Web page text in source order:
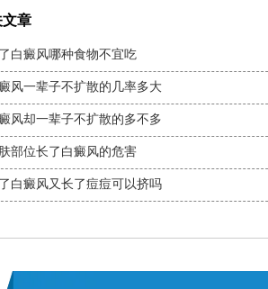
章
白癜风哪种食物不宜吃
风一辈子不扩散的几率多大
风却一辈子不扩散的多不多
部位长了白癜风的危害
白癜风又长了痘痘可以挤吗